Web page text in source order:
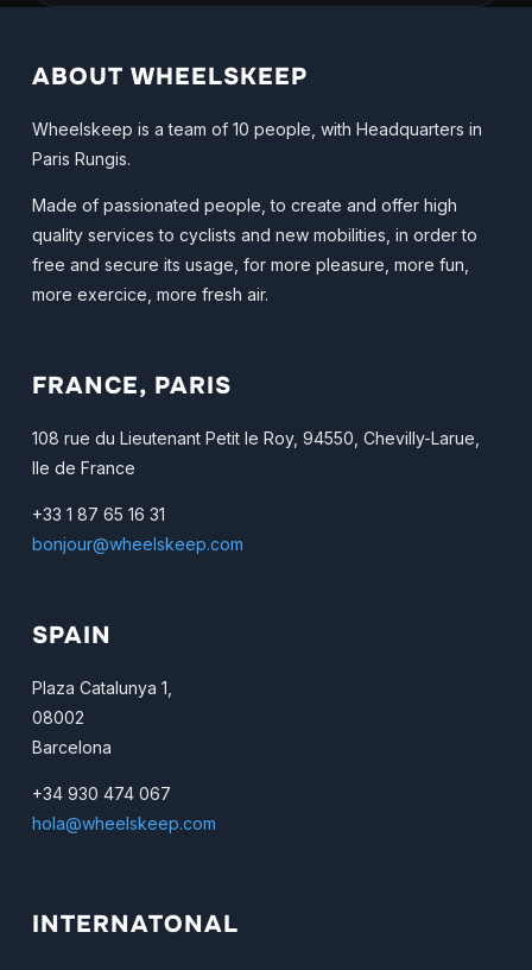
ABOUT WHEELSKEEP
Wheelskeep is a team of 10 people, with Headquarters in
Paris Rungis.
Made of passionated people, to create and offer high
quality services to cyclists and new mobilities, in order to
free and secure its usage, for more pleasure, more fun,
more exercice, more fresh air.
FRANCE, PARIS
108 rue du Lieutenant Petit le Roy, 94550, Chevilly-Larue,
Ile de France
+33 1 87 65 16 31
bonjour@wheelskeep.com
SPAIN
Plaza Catalunya 1,
08002
Barcelona
+34 930 474 067
hola@wheelskeep.com
INTERNATONAL